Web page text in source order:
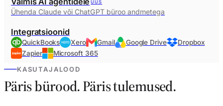
UUS
Ühenda Claude või ChatGPT büroo andmetega
Integratsioonid
QuickBooks Xero Gmail Google Drive
Dropbox
Zapier
Microsoft 365
KASUTAJALOOD
Päris bürood. Päris tulemused.